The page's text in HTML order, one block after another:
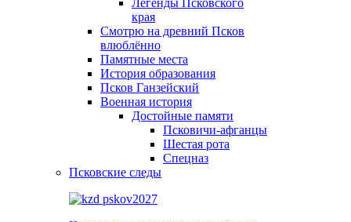
Легенды Псковского
края
Смотрю на древний Псков
влюблённо
Памятные места
История образования
Псков Ганзейский
Военная история
Достойные памяти
Псковичи-афганцы
Шестая рота
Спецназ
Псковские следы